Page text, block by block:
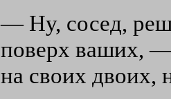
— Ну, сосед,
поверх ваших,
на своих двоих,